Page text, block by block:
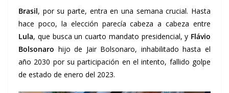
Brasil, por su parte, entra en una semana crucial. Hasta
hace poco, la elección parecía cabeza a cabeza entre
Lula, que busca un cuarto mandato presidencial, y Flávio
Bolsonaro hijo de Jair Bolsonaro, inhabilitado hasta el
año 2030 por su participación en el intento, fallido golpe
de estado de enero del 2023.